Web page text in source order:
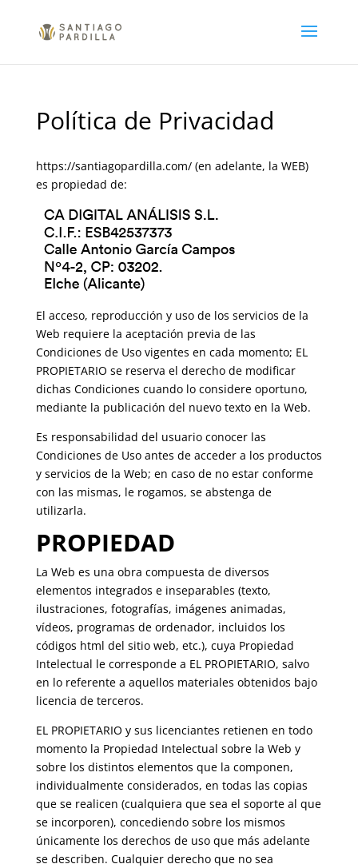
Política de Privacidad
https://santiagopardilla.com/ (en adelante, la WEB)
es propiedad de:
El acceso, reproducción y uso de los servicios de la
Web requiere la aceptación previa de las
Condiciones de Uso vigentes en cada momento; EL
PROPIETARIO se reserva el derecho de modificar
dichas Condiciones cuando lo considere oportuno,
mediante la publicación del nuevo texto en la Web.
Es responsabilidad del usuario conocer las
Condiciones de Uso antes de acceder a los productos
y servicios de la Web; en caso de no estar conforme
con las mismas, le rogamos, se abstenga de
utilizarla.
PROPIEDAD
La Web es una obra compuesta de diversos
elementos integrados e inseparables (texto,
ilustraciones, fotografías, imágenes animadas,
vídeos, programas de ordenador, incluidos los
códigos html del sitio web, etc.), cuya Propiedad
Intelectual le corresponde a EL PROPIETARIO, salvo
en lo referente a aquellos materiales obtenidos bajo
licencia de terceros.
EL PROPIETARIO y sus licenciantes retienen en todo
momento la Propiedad Intelectual sobre la Web y
sobre los distintos elementos que la componen,
individualmente considerados, en todas las copias
que se realicen (cualquiera que sea el soporte al que
se incorporen), concediendo sobre los mismos
únicamente los derechos de uso que más adelante
se describen. Cualquier derecho que no sea